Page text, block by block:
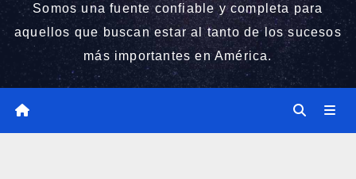
Somos una fuente confiable y completa para
aquellos que buscan estar al tanto de los sucesos
más importantes en América.